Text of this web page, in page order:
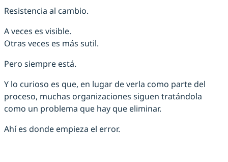
Resistencia al cambio.
A veces es visible.
Otras veces es más sutil.
Pero siempre está.
Y lo curioso es que, en lugar de verla como parte del
proceso, muchas organizaciones siguen tratándola
como un problema que hay que eliminar.
Ahí es donde empieza el error.